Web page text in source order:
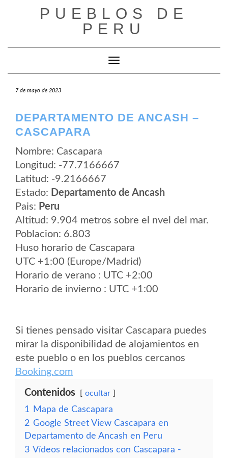
PUEBLOS DE
PERU
Cambiar modo de navegación
7 de mayo de 2023
DEPARTAMENTO DE ANCASH –
CASCAPARA
Nombre: Cascapara
Longitud: -77.7166667
Latitud: -9.2166667
Estado: Departamento de Ancash
Pais: Peru
Altitud: 9.904 metros sobre el nvel del mar.
Poblacion: 6.803
Huso horario de Cascapara
UTC +1:00 (Europe/Madrid)
Horario de verano : UTC +2:00
Horario de invierno : UTC +1:00
Si tienes pensado visitar Cascapara puedes
mirar la disponibilidad de alojamientos en
este pueblo o en los pueblos cercanos
Booking.com
Contenidos ocultar
1
Mapa de Cascapara
2 Google Street View Cascapara en
Departamento de Ancash en Peru
3 Vídeos relacionados con Cascapara -